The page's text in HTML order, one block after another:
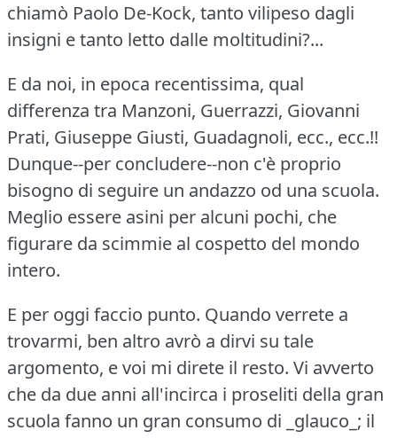
chiamò Paolo De-Kock, tanto vilipeso dagli
insigni e tanto letto dalle moltitudini?...
E da noi, in epoca recentissima, qual
differenza tra Manzoni, Guerrazzi, Giovanni
Prati, Giuseppe Giusti, Guadagnoli, ecc., ecc.!!
Dunque--per concludere--non c'è proprio
bisogno di seguire un andazzo od una scuola.
Meglio essere asini per alcuni pochi, che
figurare da scimmie al cospetto del mondo
intero.
E per oggi faccio punto. Quando verrete a
trovarmi, ben altro avrò a dirvi su tale
argomento, e voi mi direte il resto. Vi avverto
che da due anni all'incirca i proseliti della gran
scuola fanno un gran consumo di _glauco_; il